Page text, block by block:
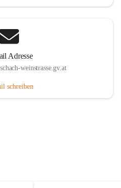
Adresse
weinstrasse.gv.at
schreiben